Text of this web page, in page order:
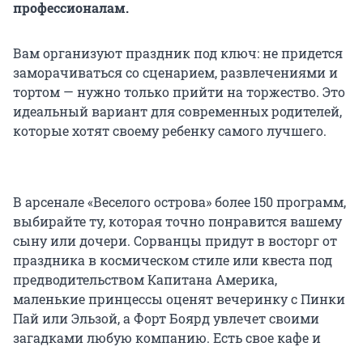
профессионалам.
Вам организуют праздник под ключ: не придется
заморачиваться со сценарием, развлечениями и
тортом — нужно только прийти на торжество. Это
идеальный вариант для современных родителей,
которые хотят своему ребенку самого лучшего.
В арсенале «Веселого острова» более 150 программ,
выбирайте ту, которая точно понравится вашему
сыну или дочери. Сорванцы придут в восторг от
праздника в космическом стиле или квеста под
предводительством Капитана Америка,
маленькие принцессы оценят вечеринку с Пинки
Пай или Эльзой, а Форт Боярд увлечет своими
загадками любую компанию. Есть свое кафе и